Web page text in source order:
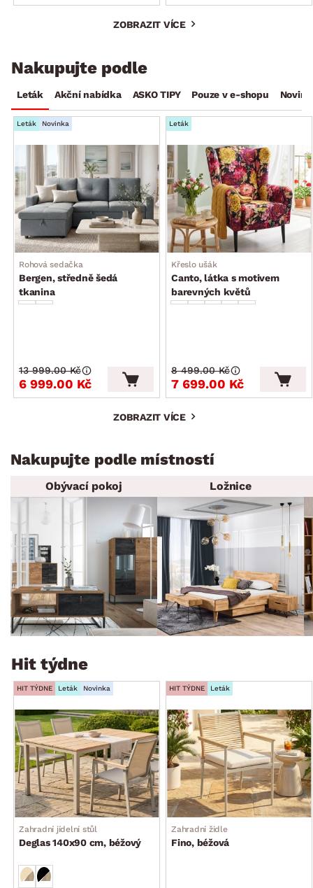
ZOBRAZIT VÍCE
Nakupujte podle
Leták Akční nabídka ASKO TIPY Pouze v e-shopu
Leták Novinka
Rohová sedačka
Bergen, středně šedá
tkanina
6 999.00 Kč
13 999.00 Kč
Leták
Křeslo ušák
Canto, látka s motivem
barevných květů
7 699.00 Kč
8 499.00 Kč
ZOBRAZIT VÍCE
Nakupujte podle místností
Obývací pokoj Ložnice
Hit týdne
HIT TÝDNE Leták Novinka
Zahradní jídelní stůl
Deglas 140x90 cm, béžový
HIT TÝDNE Leták
Zahradní židle
Fino, béžová